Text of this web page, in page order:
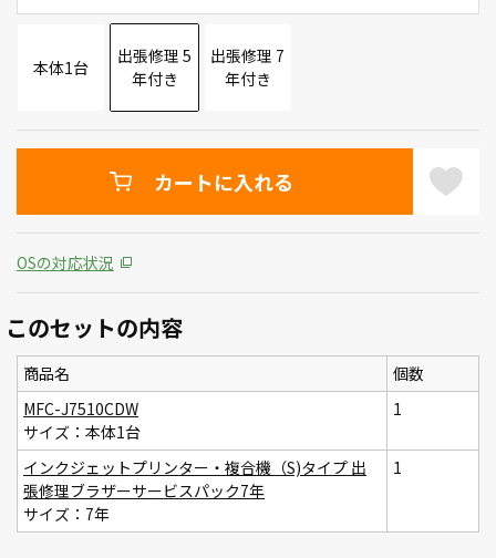
本体1台
出張修理 5
年付き
出張修理 7
年付き
カートに入れる
OSの対応状況
このセットの内容
商品名
個数
MFC-J7510CDW
サイズ：本体1台
1
インクジェットプリンター・複合機（S)タイプ 出
張修理ブラザーサービスパック7年
サイズ：7年
1